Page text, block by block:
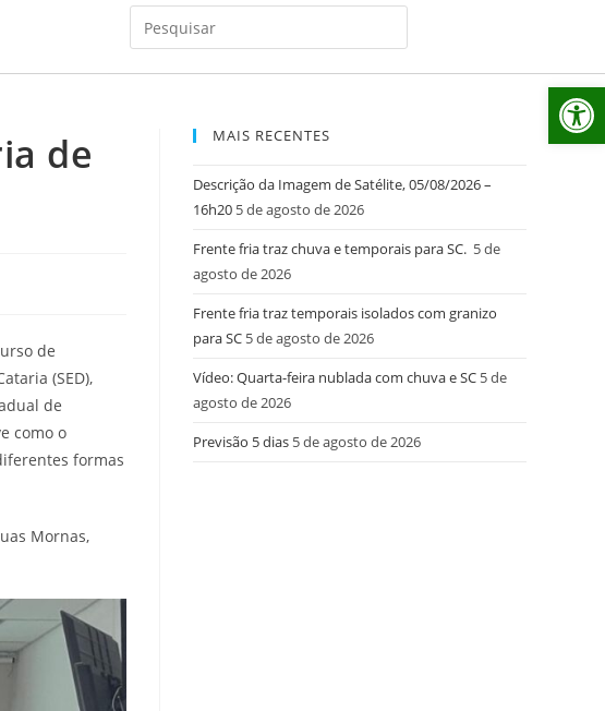
de
de
(SED),
de
como o
formas
Mornas,
MAIS RECENTES
Descrição da Imagem de Satélite, 05/08/2026 –
16h20 5 de agosto de 2026
Frente fria traz chuva e temporais para SC. 5 de
agosto de 2026
Frente fria traz temporais isolados com granizo
para SC 5 de agosto de 2026
Vídeo: Quarta-feira nublada com chuva e SC 5 de
agosto de 2026
Previsão 5 dias 5 de agosto de 2026